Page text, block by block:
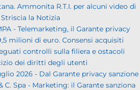
Ammonita R.T.I. per alcuni video di
Striscia la Notizia
- Telemarketing, il Garante privacy
milioni di euro. Consensi acquisiti
controlli sulla filiera e ostacoli
dei diritti degli utenti
2026 - Dal Garante privacy sanzione
Spa - Marketing: il Garante sanziona